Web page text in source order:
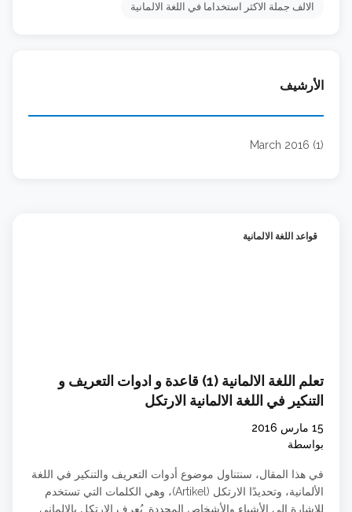
قواعد اللغة الالمانية
تعلم اللغة الالمانية (1) قاعدة و ادوات التعريف و
التنكير في اللغة الالمانية الارتكل
15 مارس 2016
بواسطة
في هذا المقال، سنتناول موضوع أدوات التعريف والتنكير في اللغة
الألمانية، وتحديدًا الارتكل (Artikel)، وهي الكلمات التي تستخدم
للإشارة إلى الأشياء والأشخاص المحددة. يُعرف الارتكل بالالماني
الالف جملة الاكثر استخداما في اللغة الالمانية
الأرشيف
March 2016 (1)